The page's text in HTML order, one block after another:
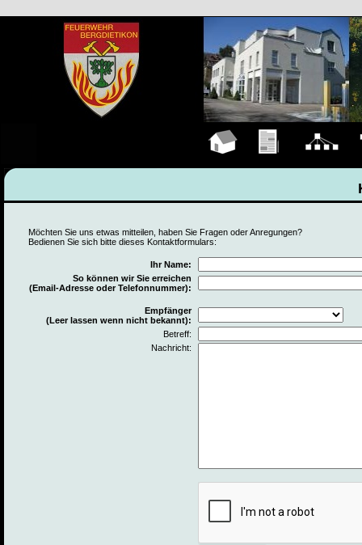
Möchten Sie uns etwas mitteilen, haben Sie Fragen oder Anregungen?
Bedienen Sie sich bitte dieses Kontaktformulars:
Ihr Name:
So können wir Sie erreichen
(Email-Adresse oder Telefonnummer):
Empfänger
(Leer lassen wenn nicht bekannt):
Betreff:
Nachricht: